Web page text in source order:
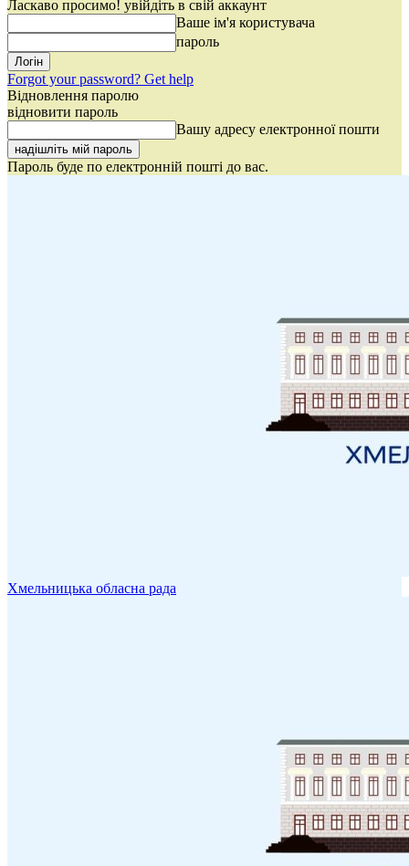
Ласкаво просимо! увійдіть в свій аккаунт
Ваше ім'я користувача
пароль
Forgot your password? Get help
Відновлення паролю
відновити пароль
Вашу адресу електронної пошти
Пароль буде по електронній пошті до вас.
Хмельницька обласна рада